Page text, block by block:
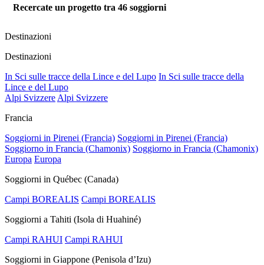
Recercate un progetto tra 46 soggiorni
Destinazioni
Destinazioni
In Sci sulle tracce della Lince e del Lupo In Sci sulle tracce della
Lince e del Lupo
Alpi Svizzere Alpi Svizzere
Francia
Soggiorni in Pirenei (Francia) Soggiorni in Pirenei (Francia)
Soggiorno in Francia (Chamonix) Soggiorno in Francia (Chamonix)
Europa Europa
Soggiorni in Québec (Canada)
Campi BOREALIS Campi BOREALIS
Soggiorni a Tahiti (Isola di Huahiné)
Campi RAHUI Campi RAHUI
Soggiorni in Giappone (Penisola d’Izu)